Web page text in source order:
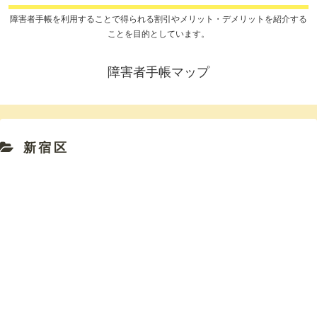
障害者手帳を利用することで得られる割引やメリット・デメリットを紹介する
ことを目的としています。
障害者手帳マップ
新宿区